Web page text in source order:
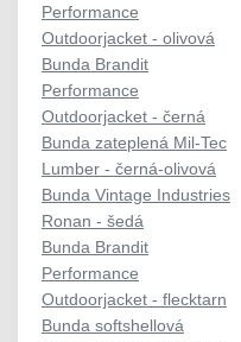
Performance
Outdoorjacket - olivová
Bunda Brandit
Performance
Outdoorjacket - černá
Bunda zateplená Mil-Tec
Lumber - černá-olivová
Bunda Vintage Industries
Ronan - šedá
Bunda Brandit
Performance
Outdoorjacket - flecktarn
Bunda softshellová